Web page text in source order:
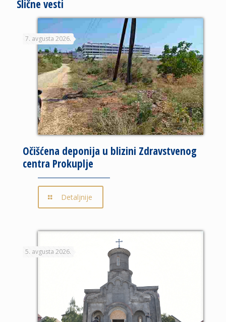
Slične vesti
7. avgusta 2026.
Očišćena deponija u blizini Zdravstvenog
centra Prokuplje
Detaljnije
5. avgusta 2026.